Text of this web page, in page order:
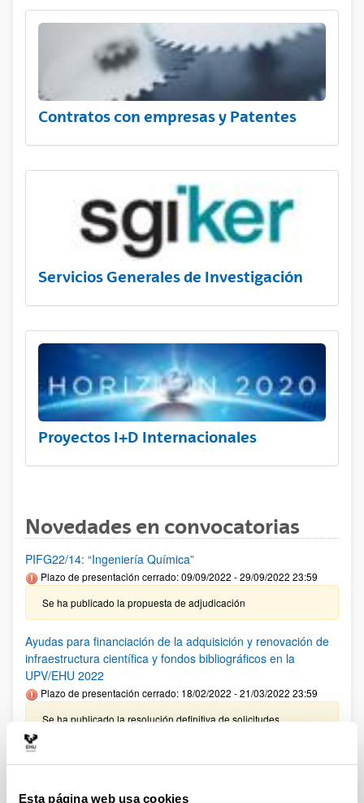
Esta página web usa cookies
Contratos con empresas y Patentes
Servicios Generales de Investigación
Proyectos I+D Internacionales
Novedades en convocatorias
PIFG22/14: “Ingeniería Química”
Plazo de presentación cerrado: 09/09/2022 - 29/09/2022 23:59
Se ha publicado la propuesta de adjudicación
Ayudas para financiación de la adquisición y renovación de
infraestructura científica y fondos bibliográficos en la
UPV/EHU 2022
Plazo de presentación cerrado: 18/02/2022 - 21/03/2022 23:59
Se ha publicado la resolución definitiva de solicitudes